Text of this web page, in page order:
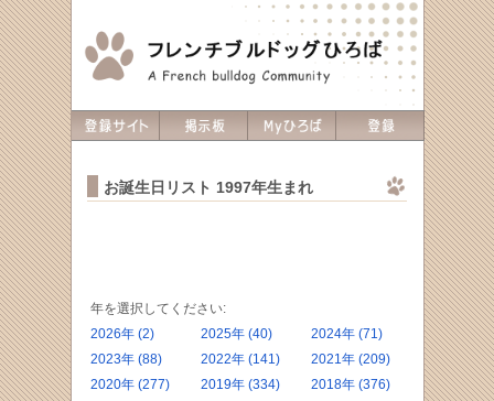
お誕生日リスト 1997年生まれ
年を選択してください:
2026年 (2)
2025年 (40)
2024年 (71)
2023年 (88)
2022年 (141)
2021年 (209)
2020年 (277)
2019年 (334)
2018年 (376)